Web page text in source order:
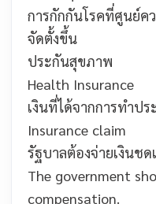
การกักกันโรคที่ศูนย์ค
จัดตั้งขึ้น
ประกันสุขภาพ
Health Insurance
เงินที่ได้จากการทำปร
Insurance claim
รัฐบาลต้องจ่ายเงินชด
The government
compensation.